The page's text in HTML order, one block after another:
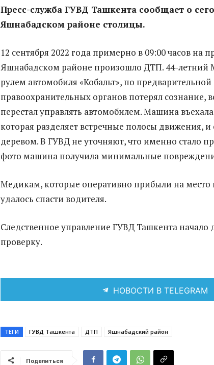
Пресс-служба ГУВД Ташкента сообщает о
Яшнабадском районе столицы.
12 сентября 2022 года примерно в 09:00 часов на
Яшнабадском районе произошло ДТП. 44-летний
рулем автомобиля «Кобальт», по
правоохранительных органов потерял сознание,
перестал управлять автомобилем. Машина
которая разделяет встречные полосы движения, и
деревом. В ГУВД не уточняют, что именно стало
фото машина получила минимальные
Медикам, которые оперативно прибыли на место
удалось спасти водителя.
Следственное управление ГУВД Ташкента начало
проверку.
НОВОСТИ В TELEGRAM
ТЕГИ ГУВД Ташкента ДТП Яшнабадский район
Поделиться